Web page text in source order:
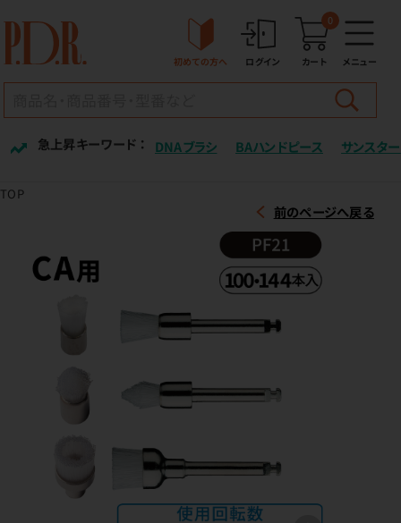
初めての方へ ログイン カート
0
メニュー
急上昇キーワード ： DNAブラシ BAハンドピース サンスター
TOP
前のページへ戻る